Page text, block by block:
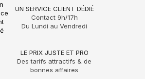
UN SERVICE CLIENT DÉDIÉ
Contact 9h/17h
Du Lundi au Vendredi
LE PRIX JUSTE ET PRO
Des tarifs attractifs & de
bonnes affaires